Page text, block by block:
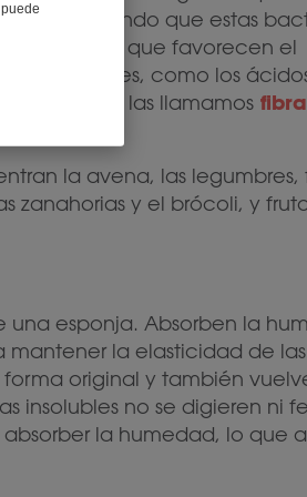
permitiendo que estas
que favorecen el
intestinales, como los
también las llamamos
la avena, las legumbres,
zanahorias y el brócoli, y
una esponja. Absorben la
la elasticidad de
original y también
insolubles no se digieren ni
la humedad, lo que